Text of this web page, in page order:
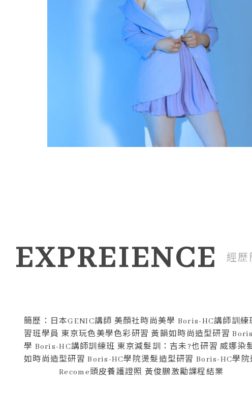
EXPREIENCE 經歷
簡歷：日本GENIC講師 美顏社時尚美學 Boris-HC講師訓
習班學員 東京玩色美學色彩研習 黃韻如時尚造型研習
學 Boris-HC講師訓練班 東京減髮訓：吉未?也研習 威娜
如時尚造型研習 Boris-HC學院燙髮造型研習 Boris-
Recome頭皮養護證照 黃俊鵬激勵課程結